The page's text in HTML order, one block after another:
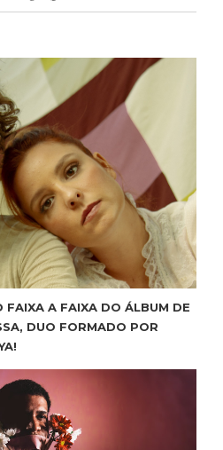
FAIXA A FAIXA DO ÁLBUM DE
DUO FORMADO POR